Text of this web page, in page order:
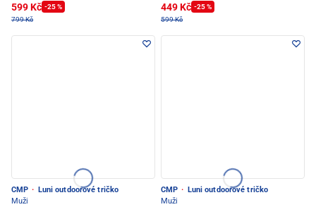
599 Kč -25 %
799 Kč
449 Kč -25 %
599 Kč
CMP ·
Luni outdoorové tričko
Muži
CMP ·
Luni outdoorové tričko
Muži